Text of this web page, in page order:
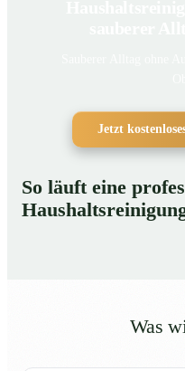
Jetzt
So läuft eine
Was